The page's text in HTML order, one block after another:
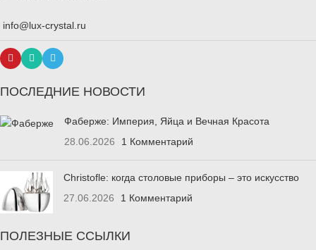
info@lux-crystal.ru
ПОСЛЕДНИЕ НОВОСТИ
Фаберже: Империя, Яйца и Вечная Красота
28.06.2026
1 Комментарий
Christofle: когда столовые приборы – это искусство
27.06.2026
1 Комментарий
ПОЛЕЗНЫЕ ССЫЛКИ